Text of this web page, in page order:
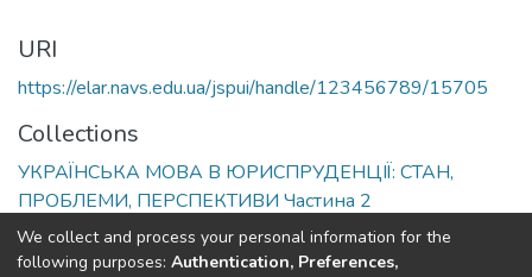
URI
https://elar.navs.edu.ua/jspui/handle/123456789/15705
Collections
УКРАЇНСЬКА МОВА В ЮРИСПРУДЕНЦІЇ: СТАН,
ПРОБЛЕМИ, ПЕРСПЕКТИВИ Частина 2
Full item page
We collect and process your personal information for the
following purposes: Authentication, Preferences,